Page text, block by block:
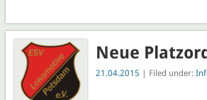
Neue
21.04.2015 | Filed under: